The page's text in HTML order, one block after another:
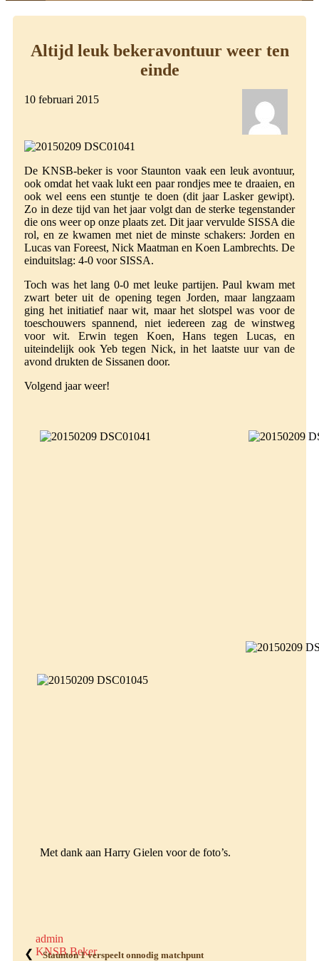
Altijd leuk bekeravontuur weer ten
einde
10 februari 2015
De KNSB-beker is voor Staunton vaak een leuk avontuur,
ook omdat het vaak lukt een paar rondjes mee te draaien, en
ook wel eens een stuntje te doen (dit jaar Lasker gewipt).
Zo in deze tijd van het jaar volgt dan de sterke tegenstander
die ons weer op onze plaats zet. Dit jaar vervulde SISSA die
rol, en ze kwamen met niet de minste schakers: Jorden en
Lucas van Foreest, Nick Maatman en Koen Lambrechts. De
einduitslag: 4-0 voor SISSA.
Toch was het lang 0-0 met leuke partijen. Paul kwam met
zwart beter uit de opening tegen Jorden, maar langzaam
ging het initiatief naar wit, maar het slotspel was voor de
toeschouwers spannend, niet iedereen zag de winstweg
voor wit. Erwin tegen Koen, Hans tegen Lucas, en
uiteindelijk ook Yeb tegen Nick, in het laatste uur van de
avond drukten de Sissanen door.
Volgend jaar weer!
Met dank aan Harry Gielen voor de foto’s.
admin
KNSB Beker
❮ Staunton 1 verspeelt onnodig matchpunt